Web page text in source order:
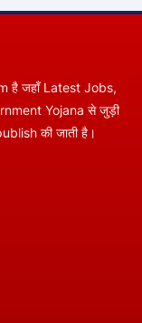
है जहाँ Latest Jobs,
Yojana से जुड़ी
की जाती है।